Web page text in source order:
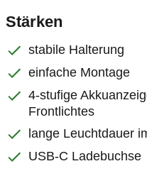
Stärken
stabile Halterung
einfache Montage
4-stufige
Frontlichtes
lange Leuchtdauer
USB-C Ladebuchse